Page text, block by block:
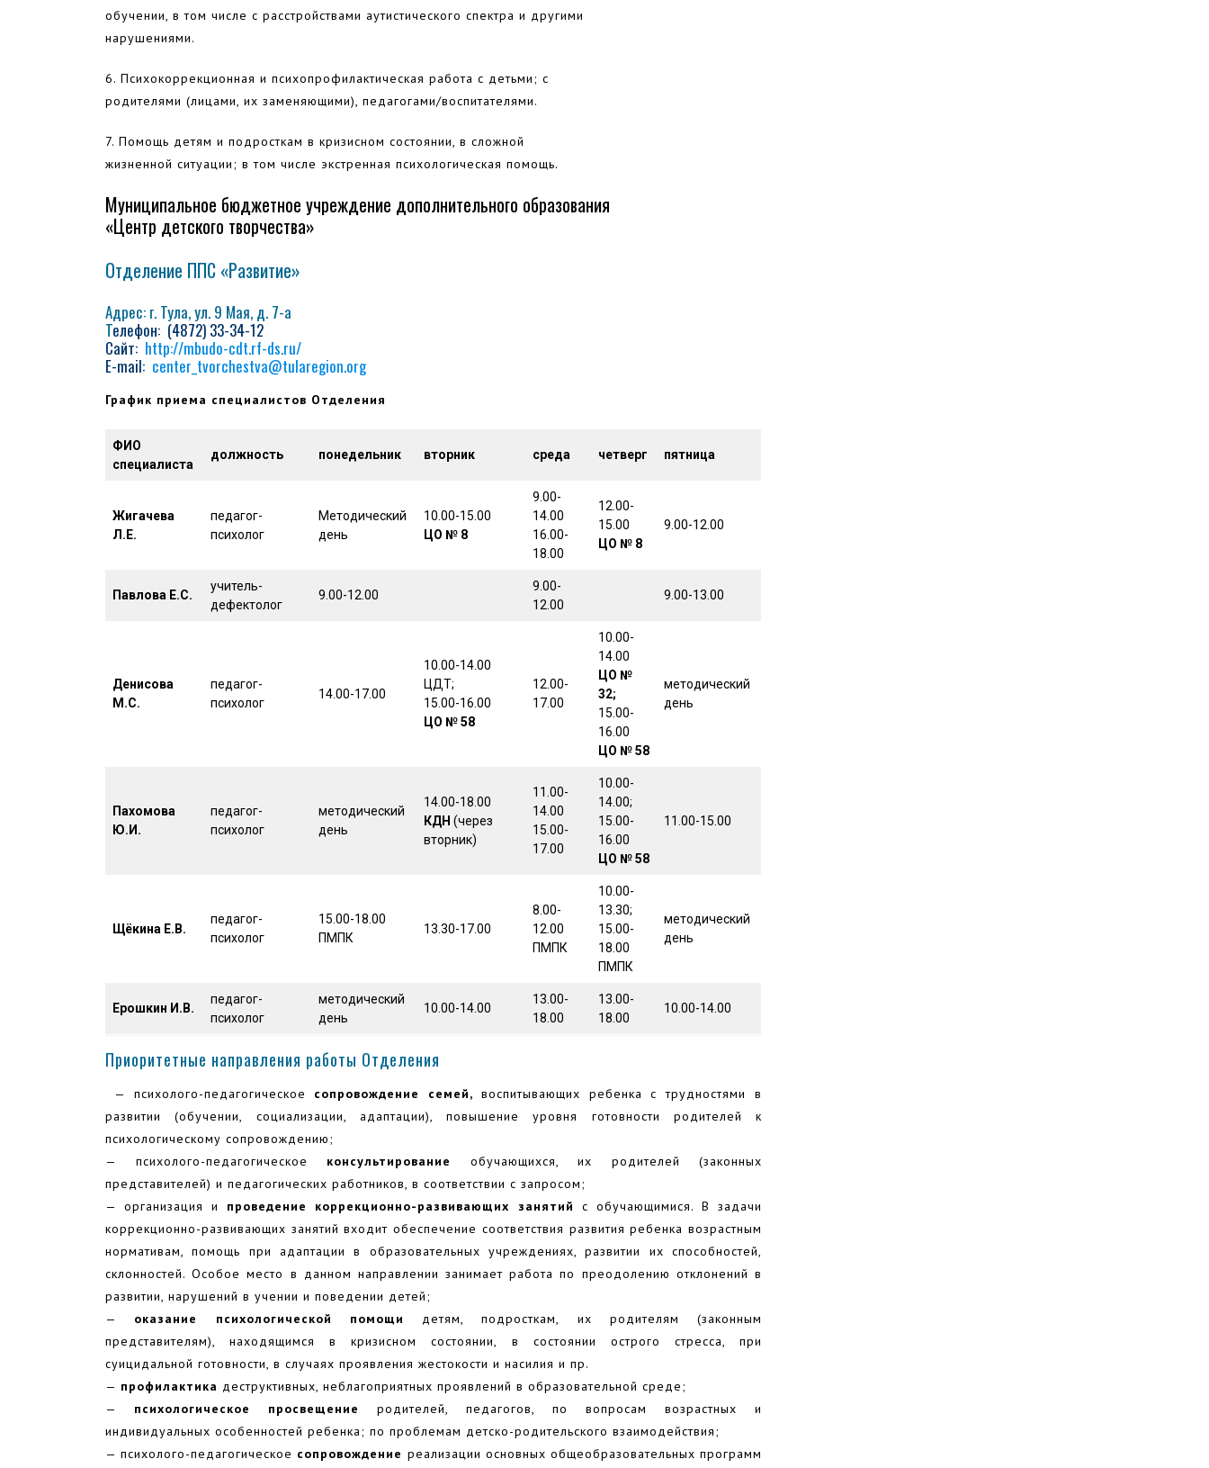
обучении, в том числе с расстройствами аутистического спектра и другими
нарушениями.
6. Психокоррекционная и психопрофилактическая работа с детьми; с
родителями (лицами, их заменяющими), педагогами/воспитателями.
7. Помощь детям и подросткам в кризисном состоянии, в сложной
жизненной ситуации; в том числе экстренная психологическая помощь.
Муниципальное бюджетное учреждение дополнительного образования
«Центр детского творчества»
Отделение ППС «Развитие»
Адрес: г. Тула, ул. 9 Мая, д. 7-а
Телефон: (4872) 33-34-12
Сайт: http://mbudo-cdt.rf-ds.ru/
E-mail: center_tvorchestva@tularegion.org
График приема специалистов Отделения
ФИО
специалиста
должность понедельник вторник среда четверг пятница
Жигачева
Л.Е.
педагог-
психолог
Методический
день
10.00-15.00
ЦО № 8
9.00-
14.00
16.00-
18.00
12.00-
15.00
ЦО № 8
9.00-12.00
Павлова Е.С.
учитель-
дефектолог
9.00-12.00
9.00-
12.00
9.00-13.00
Денисова
М.С.
педагог-
психолог
14.00-17.00
10.00-14.00
ЦДТ;
15.00-16.00
ЦО № 58
12.00-
17.00
10.00-
14.00
ЦО №
32;
15.00-
16.00
ЦО № 58
методический
день
Пахомова
Ю.И.
педагог-
психолог
методический
день
14.00-18.00
КДН (через
вторник)
11.00-
14.00
15.00-
17.00
10.00-
14.00;
15.00-
16.00
ЦО № 58
11.00-15.00
Щёкина Е.В.
педагог-
психолог
15.00-18.00
ПМПК
13.30-17.00
8.00-
12.00
ПМПК
10.00-
13.30;
15.00-
18.00
ПМПК
методический
день
Ерошкин И.В.
педагог-
психолог
методический
день
10.00-14.00
13.00-
18.00
13.00-
18.00
10.00-14.00
Приоритетные направления работы Отделения
— психолого-педагогическое сопровождение семей, воспитывающих ребенка с трудностями в
развитии (обучении, социализации, адаптации), повышение уровня готовности родителей к
психологическому сопровождению;
— психолого-педагогическое консультирование
обучающихся, их родителей (законных
представителей) и педагогических работников, в соответствии с запросом;
— организация и проведение коррекционно-развивающих занятий с обучающимися. В задачи
коррекционно-развивающих занятий входит обеспечение соответствия развития ребенка возрастным
нормативам, помощь при адаптации в образовательных учреждениях, развитии их способностей,
склонностей. Особое место в данном направлении занимает работа по преодолению отклонений в
развитии, нарушений в учении и поведении детей;
— оказание психологической помощи детям, подросткам, их родителям (законным
представителям), находящимся в кризисном состоянии, в состоянии острого стресса, при
суицидальной готовности, в случаях проявления жестокости и насилия и пр.
— профилактика деструктивных, неблагоприятных проявлений в образовательной среде;
— психологическое просвещение
родителей, педагогов, по вопросам возрастных и
индивидуальных особенностей ребенка; по проблемам детско-родительского взаимодействия;
— психолого-педагогическое сопровождение реализации основных общеобразовательных программ